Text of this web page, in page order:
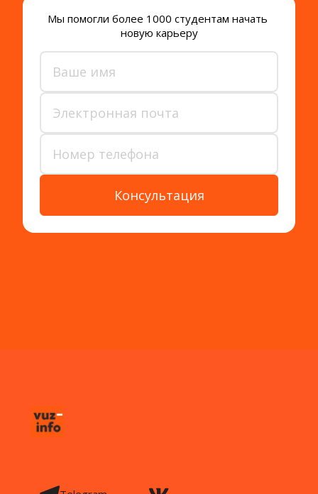
Мы помогли более 1000 студентам начать
новую карьеру
Консультация